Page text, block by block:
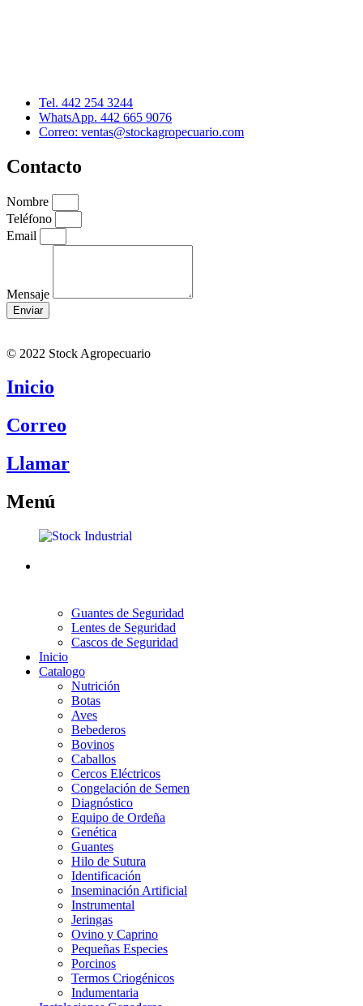
Tel. 442 254 3244
WhatsApp. 442 665 9076
Correo: ventas@stockagropecuario.com
Contacto
Nombre
Teléfono
Email
Mensaje
Enviar
© 2022 Stock Agropecuario
Inicio
Correo
Llamar
Menú
Guantes de Seguridad
Lentes de Seguridad
Cascos de Seguridad
Inicio
Catalogo
Nutrición
Botas
Aves
Bebederos
Bovinos
Caballos
Cercos Eléctricos
Congelación de Semen
Diagnóstico
Equipo de Ordeña
Genética
Guantes
Hilo de Sutura
Identificación
Inseminación Artificial
Instrumental
Jeringas
Ovino y Caprino
Pequeñas Especies
Porcinos
Termos Criogénicos
Indumentaria